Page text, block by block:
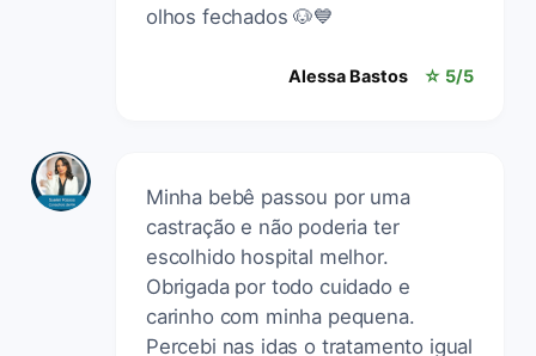
olhos fechados 🐶💙
Alessa Bastos ☆ 5/5
Minha bebê passou por uma
castração e não poderia ter
escolhido hospital melhor.
Obrigada por todo cuidado e
carinho com minha pequena.
Percebi nas idas o tratamento igual